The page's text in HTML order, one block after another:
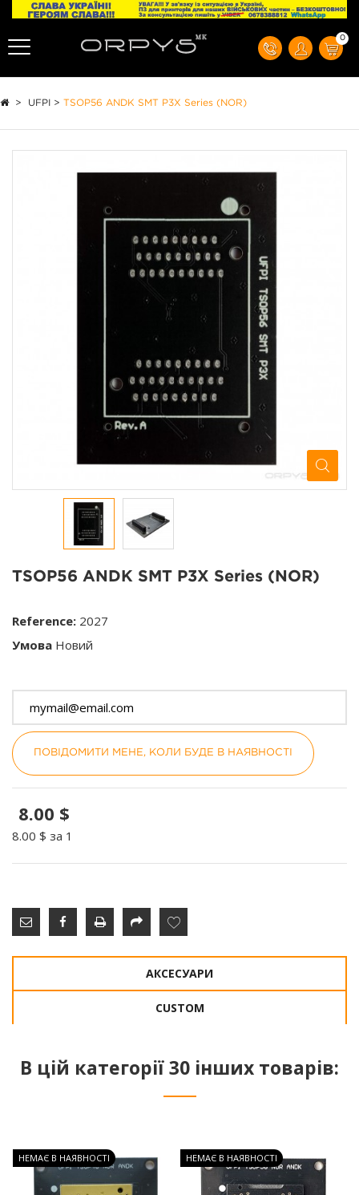
0
> UFPI > TSOP56 ANDK SMT P3X Series (NOR)
TSOP56 ANDK SMT P3X Series (NOR)
Reference: 2027
Умова Новий
ПОВІДОМИТИ МЕНЕ, КОЛИ БУДЕ В НАЯВНОСТІ
8.00 $
8.00 $ за 1
АКСЕСУАРИ
CUSTOM
В цій категорії 30 інших товарів:
НЕМАЄ В НАЯВНОСТІ НЕМАЄ В НАЯВНОСТІ